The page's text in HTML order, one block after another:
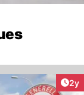
2y